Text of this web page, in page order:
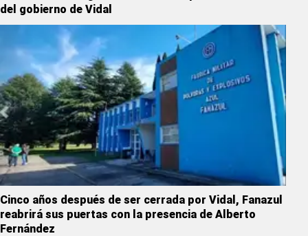
del gobierno de Vidal
Cinco años después de ser cerrada por Vidal, Fanazul
reabrirá sus puertas con la presencia de Alberto
Fernández